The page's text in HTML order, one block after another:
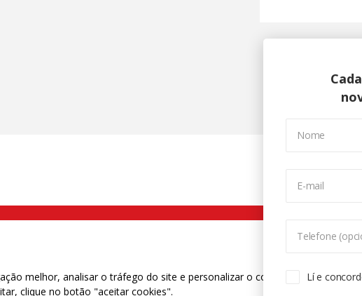
Nome
E-mail
Telefone
Lí e
(11) 2108 9200 - Fax (11) 2108 9310
melhor, analisar o tráfego do site e personalizar o conteúdo. Para saber
clique no botão "aceitar cookies".